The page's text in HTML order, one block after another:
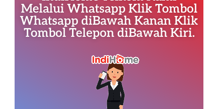
Melalui Whatsapp Klik Tombol
Whatsapp diBawah Kanan Klik
Tombol Telepon diBawah Kiri.